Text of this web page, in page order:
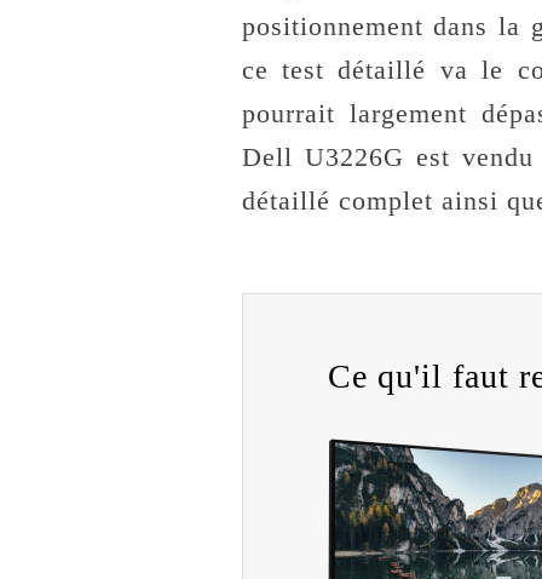
positionnement dans la
ce test détaillé va le
pourrait largement
Dell U3226G est
détaillé complet ainsi
Ce qu'il faut